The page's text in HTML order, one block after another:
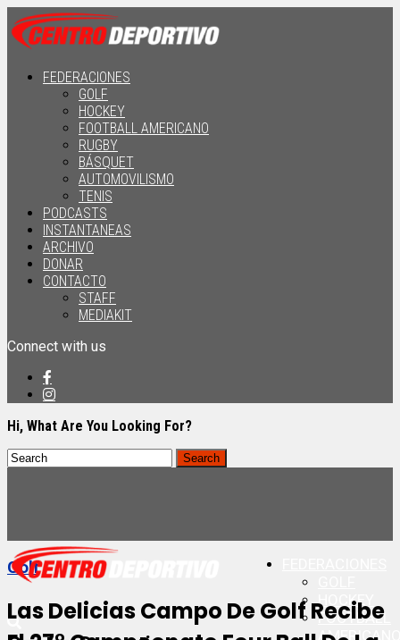
FEDERACIONES
GOLF
HOCKEY
FOOTBALL AMERICANO
RUGBY
BÁSQUET
AUTOMOVILISMO
TENIS
PODCASTS
INSTANTANEAS
ARCHIVO
DONAR
CONTACTO
STAFF
MEDIAKIT
Connect with us
Hi, What Are You Looking For?
HOCKEY
FOOTBALL
Golf
Las Delicias Campo De Golf Recibe